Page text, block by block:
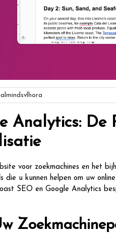
Analytics: De
voor zoekmachines en het
u kunnen helpen om uw
SEO en Google Analytics